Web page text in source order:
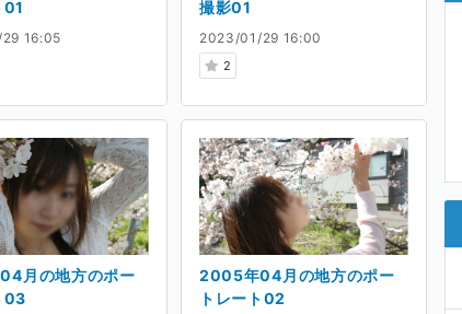
16:05
01
2023/01/29 16:00
2
撮影01
月の地方のポー
03
2005年04月の地方のポー
トレート02